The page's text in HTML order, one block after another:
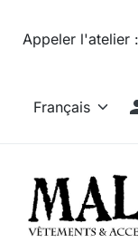
Appeler l'atelier :